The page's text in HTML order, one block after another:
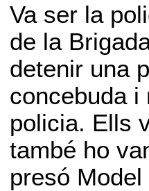
Va ser la
de la
detenir una
concebuda i
policia. Ells
també ho
presó